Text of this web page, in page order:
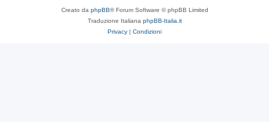
Creato da phpBB® Forum Software © phpBB Limited
Traduzione Italiana phpBB-Italia.it
Privacy | Condizioni